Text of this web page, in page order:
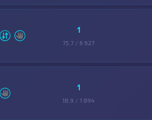
1
75,7 / 6 627
1
18,9 / 1 894